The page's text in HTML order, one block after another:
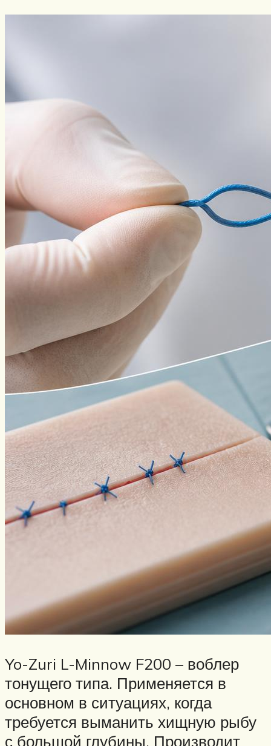
Yo-Zuri L-Minnow F200 – воблер
тонущего типа. Применяется в
основном в ситуациях, когда
требуется выманить хищную рыбу
с большой глубины. Производит